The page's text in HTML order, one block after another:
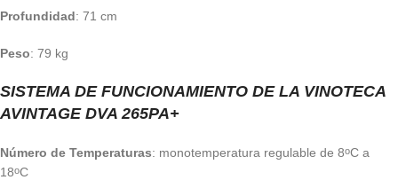
Profundidad: 71 cm
Peso: 79 kg
SISTEMA DE FUNCIONAMIENTO DE LA VINOTECA
AVINTAGE DVA 265PA+
Número de Temperaturas: monotemperatura regulable de 8oC a
18oC